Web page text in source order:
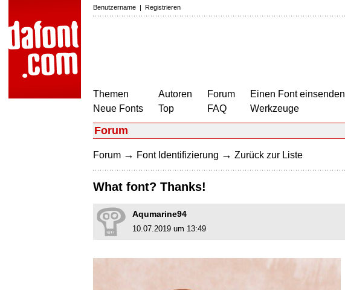
Benutzername | Registrieren
Themen
Neue Fonts
Autoren
Top
Forum
FAQ
Einen Font einsenden
Werkzeuge
Forum
Forum → Font Identifizierung → Zurück zur Liste
What font? Thanks!
Aqumarine94
10.07.2019 um 13:49